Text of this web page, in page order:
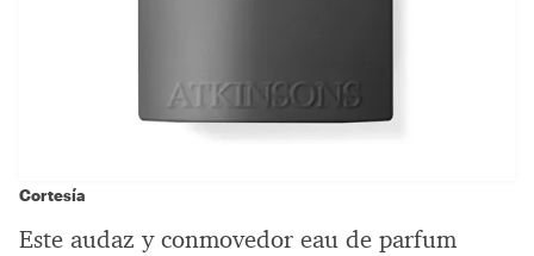
Cortesía
Este audaz y conmovedor eau de parfum